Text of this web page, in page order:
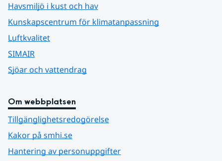
Havsmiljö i kust och hav
Kunskapscentrum för klimatanpassning
Luftkvalitet
SIMAIR
Sjöar och vattendrag
Om webbplatsen
Tillgänglighetsredogörelse
Kakor på smhi.se
Hantering av personuppgifter